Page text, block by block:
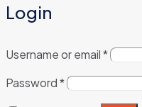
Login
Username or email*
Password*